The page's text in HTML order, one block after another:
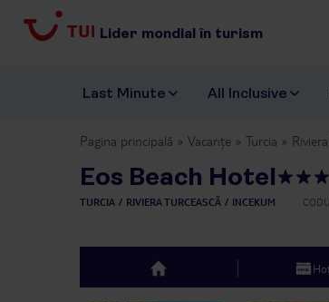
Lider mondial în turism
Last Minute All Inclusive
Pagina principală Vacanțe Turcia
Eos Beach Hotel
TURCIA RIVIERA TURCEASCĂ INCEKUM
top